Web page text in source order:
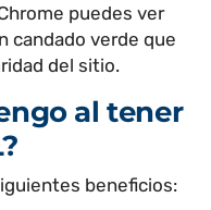
puedes ver
candado verde que
del sitio.
al tener
beneficios: